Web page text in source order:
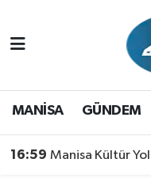
MANİSA GÜNDEM
16:59 Manisa Kültür Yolu Festivali'nde
GÜNDEM
Hava Durumu
Trafik Durumu